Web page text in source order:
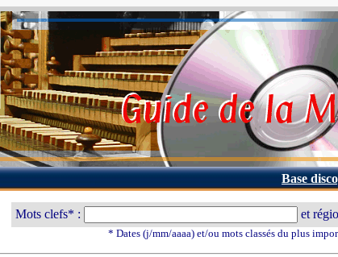
Base
Mots clefs* : et
* Dates (j/mm/aaaa) et/ou mots classés du plus